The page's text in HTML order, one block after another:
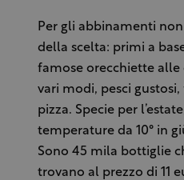
Per gli abbinamenti non
della scelta: primi a
famose orecchiette alle
vari modi, pesci
pizza. Specie per
temperature da 10° in
Sono 45 mila bottiglie
trovano al prezzo di 11